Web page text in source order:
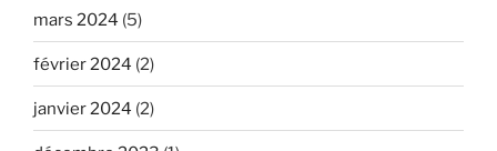
mars 2024 (5)
février 2024 (2)
janvier 2024 (2)